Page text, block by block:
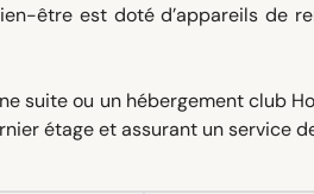
être est doté d’appareils de
suite ou un hébergement club
étage et assurant un service